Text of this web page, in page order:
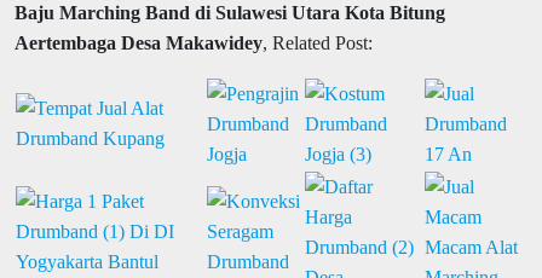
Baju Marching Band di Sulawesi Utara Kota Bitung
Aertembaga Desa Makawidey, Related Post: